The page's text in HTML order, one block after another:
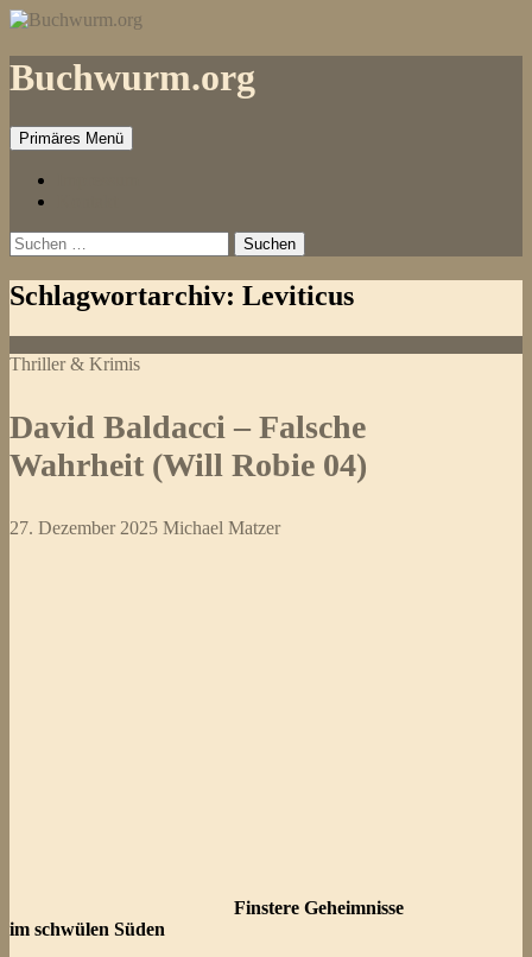
Zum
springen
Buchwurm.org
Primäres Menü
Suchen
nach:
Schlagwortarchiv: Leviticus
Thriller & Krimis
David Baldacci – Falsche
Wahrheit (Will Robie 04)
27. Dezember 2025 Michael Matzer
Finstere Geheimnisse
im schwülen Süden